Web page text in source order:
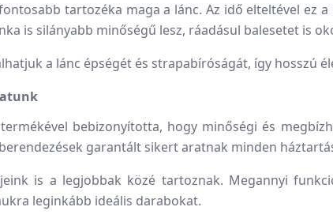
tartozéka maga a lánc. Az idő elteltével ez
is silányabb minőségű lesz, ráadásul balesetet is
a lánc épségét és strapabíróságát, így hosszú
bebizonyította, hogy minőségi és
garantált sikert aratnak minden
is a legjobbak közé tartoznak. Megannyi
leginkább ideális darabokat.